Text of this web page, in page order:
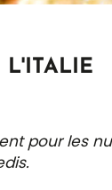
L'ITALIE
pour les